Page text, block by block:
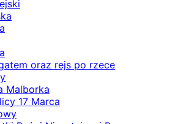
oraz rejs po rzece
Malborka
17 Marca